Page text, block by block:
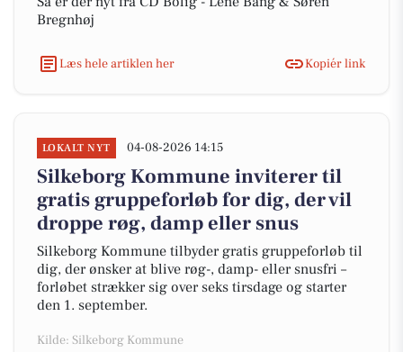
Bregnhøj
Læs hele artiklen her Kopiér link
LOKALT NYT 04-08-2026 14:15
Silkeborg Kommune inviterer til
gratis gruppeforløb for dig, der vil
droppe røg, damp eller snus
Silkeborg Kommune tilbyder gratis gruppeforløb til
dig, der ønsker at blive røg-, damp- eller snusfri –
forløbet strækker sig over seks tirsdage og starter
den 1. september.
Kilde: Silkeborg Kommune